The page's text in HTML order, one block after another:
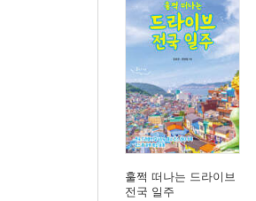
훌쩍 떠나는 드라이브
전국 일주